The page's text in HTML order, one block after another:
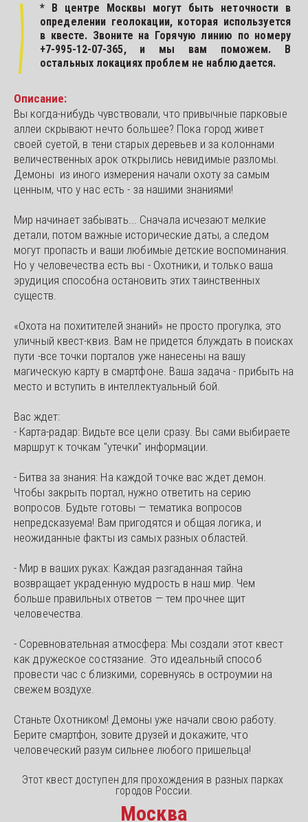
* В центре Москвы могут быть неточности в
определении геолокации, которая используется
в квесте. Звоните на Горячую линию по номеру
+7-995-12-07-365, и мы вам поможем. В
остальных локациях проблем не наблюдается.
Описание:
Вы когда-нибудь чувствовали, что привычные парковые
аллеи скрывают нечто большее? Пока город живет
своей суетой, в тени старых деревьев и за колоннами
величественных арок открылись невидимые разломы.
Демоны  из иного измерения начали охоту за самым
ценным, что у нас есть - за нашими знаниями!
Мир начинает забывать... Сначала исчезают мелкие
детали, потом важные исторические даты, а следом
могут пропасть и ваши любимые детские воспоминания.
Но у человечества есть вы - Охотники, и только ваша
эрудиция способна остановить этих таинственных
существ.
«Охота на похитителей знаний» не просто прогулка, это
уличный квест-квиз. Вам не придется блуждать в поисках
пути -все точки порталов уже нанесены на вашу
магическую карту в смартфоне. Ваша задача - прибыть на
место и вступить в интеллектуальный бой.
Вас ждет:
- Карта-радар: Видьте все цели сразу. Вы сами выбираете
маршрут к точкам "утечки" информации.
- Битва за знания: На каждой точке вас ждет демон.
Чтобы закрыть портал, нужно ответить на серию
вопросов. Будьте готовы — тематика вопросов
непредсказуема! Вам пригодятся и общая логика, и
неожиданные факты из самых разных областей.
- Мир в ваших руках: Каждая разгаданная тайна
возвращает украденную мудрость в наш мир. Чем
больше правильных ответов — тем прочнее щит
человечества.
- Соревновательная атмосфера: Мы создали этот квест
как дружеское состязание. Это идеальный способ
провести час с близкими, соревнуясь в остроумии на
свежем воздухе.
Станьте Охотником! Демоны уже начали свою работу.
Берите смартфон, зовите друзей и докажите, что
человеческий разум сильнее любого пришельца!
Этот квест доступен для прохождения в разных парках
городов России.
Москва